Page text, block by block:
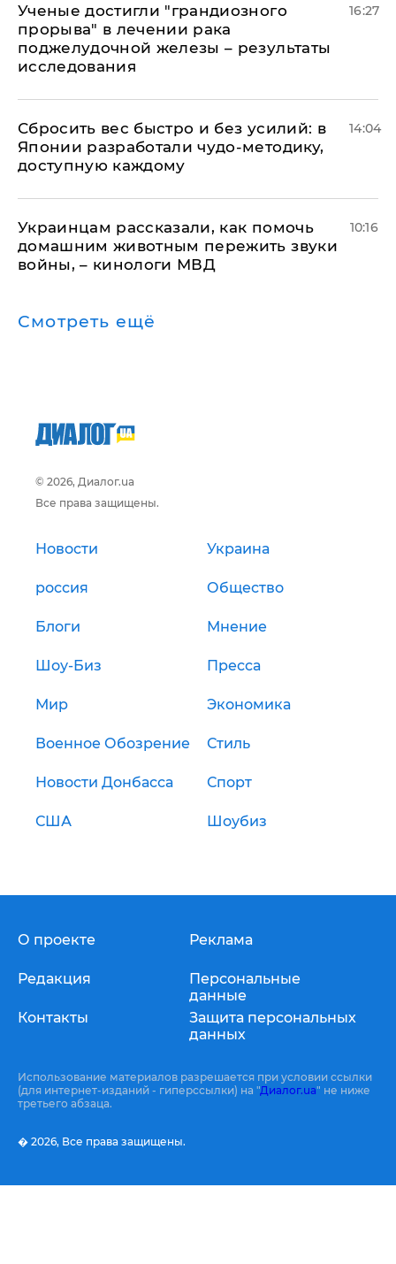
Ученые достигли "грандиозного
прорыва" в лечении рака
поджелудочной железы – результаты
исследования
16:27
Сбросить вес быстро и без усилий: в
Японии разработали чудо-методику,
доступную каждому
14:04
Украинцам рассказали, как помочь
домашним животным пережить звуки
войны, – кинологи МВД
10:16
Смотреть ещё
© 2026, Диалог.ua
Все права защищены.
Новости Украина
россия Общество
Блоги Мнение
Шоу-Биз Пресса
Мир Экономика
Военное Обозрение Стиль
Новости Донбасса Спорт
США Шоубиз
О проекте
Редакция
Контакты
Реклама
Персональные
данные
Защита персональных
данных
Использование материалов разрешается при условии ссылки
(для интернет-изданий - гиперссылки) на "Диалог.ua" не ниже
третьего абзаца.
� 2026, Все права защищены.